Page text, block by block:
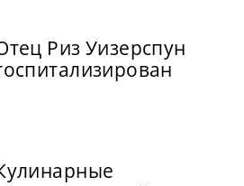
Риз Уизерспун